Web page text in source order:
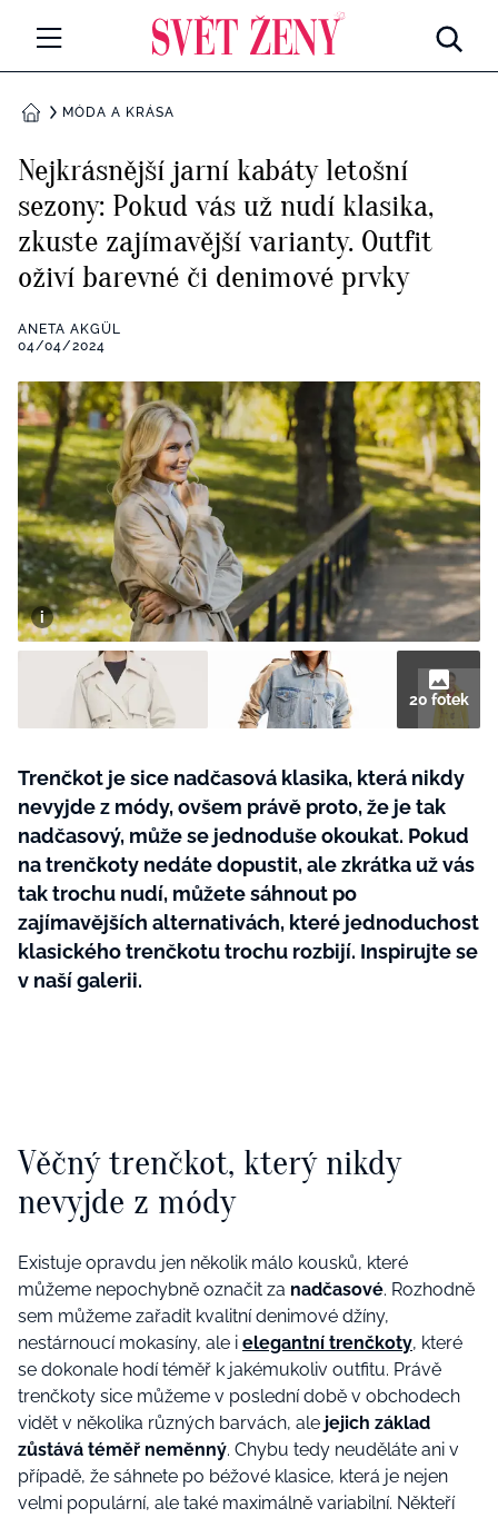
Všechny kategorie
Rozhovory
RETROHUBKY
PSYCHOLOGIE
Seberozvoj
ZDRAVÍ
Životní styl
ZÁBAVA
Všechny kategorie
Testy a kvízy
BYDLENÍ
Všechny kategorie
Tvoření
Rady a tipy
BurdaMedia
Extra
SVĚT ŽENY - 599 KČ
ROČNÍ PŘEDPLATNÉ SVĚT ŽENY +
SADA PRODUKTŮ MANA (10 ks)
DOMŮMÓDA A KRÁSA
Nejkrásnější jarní kabáty letošní
sezony: Pokud vás už nudí klasika,
zkuste zajímavější varianty. Outfit
oživí barevné či denimové prvky
ANETA AKGÜL
04/04/2024
20 fotek
Trenčkot je sice nadčasová klasika, která nikdy
nevyjde z módy, ovšem právě proto, že je tak
nadčasový, může se jednoduše okoukat. Pokud
na trenčkoty nedáte dopustit, ale zkrátka už vás
tak trochu nudí, můžete sáhnout po
zajímavějších alternativách, které jednoduchost
klasického trenčkotu trochu rozbijí. Inspirujte se
v naší galerii.
Věčný trenčkot, který nikdy
nevyjde z módy
Existuje opravdu jen několik málo kousků, které
můžeme nepochybně označit za nadčasové. Rozhodně
sem můžeme zařadit kvalitní denimové džíny,
nestárnoucí mokasíny, ale i elegantní trenčkoty, které
se dokonale hodí téměř k jakémukoliv outfitu. Právě
trenčkoty sice můžeme v poslední době v obchodech
vidět v několika různých barvách, ale jejich základ
zůstává téměř neměnný. Chybu tedy neuděláte ani v
případě, že sáhnete po béžové klasice, která je nejen
velmi populární, ale také maximálně variabilní. Někteří